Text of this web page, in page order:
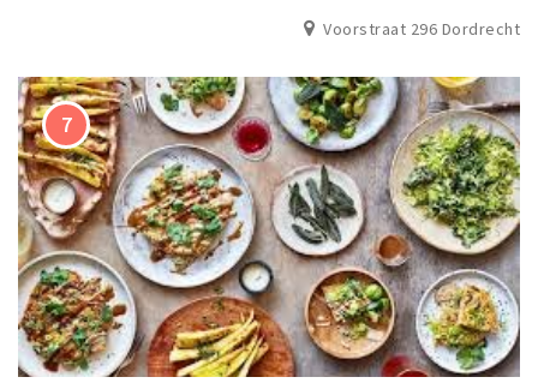
Voorstraat 296 Dordrecht